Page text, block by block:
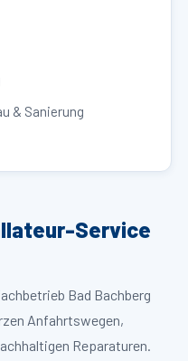
& Sanierung
Service
Bad Bachberg
Anfahrtswegen,
Reparaturen.